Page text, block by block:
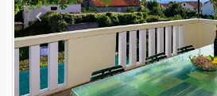
Previous